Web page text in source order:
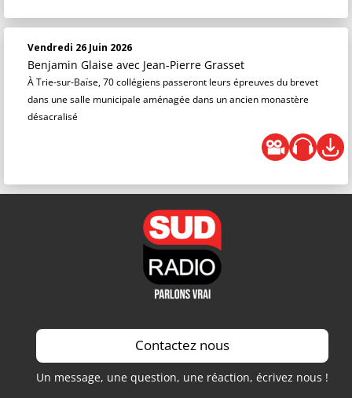
Vendredi 26 Juin 2026
Benjamin Glaise avec Jean-Pierre Grasset
À Trie-sur-Baïse, 70 collégiens passeront leurs épreuves du brevet
dans une salle municipale aménagée dans un ancien monastère
désacralisé
Contactez nous
Un message, une question, une réaction, écrivez nous !